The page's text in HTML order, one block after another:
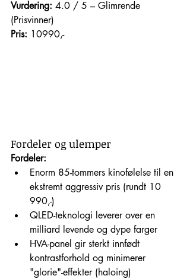
Vurdering: 4.0 / 5 – Glimrende
(Prisvinner)
Pris: 10990,-
Fordeler og ulemper
Fordeler:
Enorm 85-tommers kinofølelse til en
ekstremt aggressiv pris (rundt 10
990,-)
QLED-teknologi leverer over en
milliard levende og dype farger
HVA-panel gir sterkt innfødt
kontrastforhold og minimerer
"glorie"-effekter (haloing)